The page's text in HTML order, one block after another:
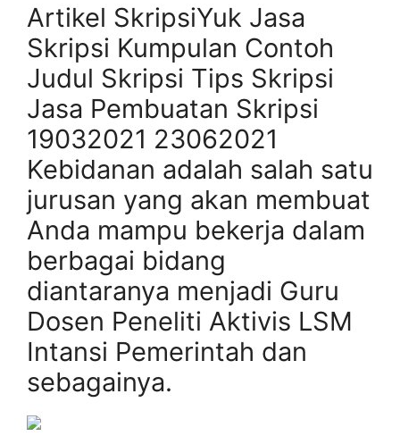
Artikel SkripsiYuk Jasa
Skripsi Kumpulan Contoh
Judul Skripsi Tips Skripsi
Jasa Pembuatan Skripsi
19032021 23062021
Kebidanan adalah salah satu
jurusan yang akan membuat
Anda mampu bekerja dalam
berbagai bidang
diantaranya menjadi Guru
Dosen Peneliti Aktivis LSM
Intansi Pemerintah dan
sebagainya.